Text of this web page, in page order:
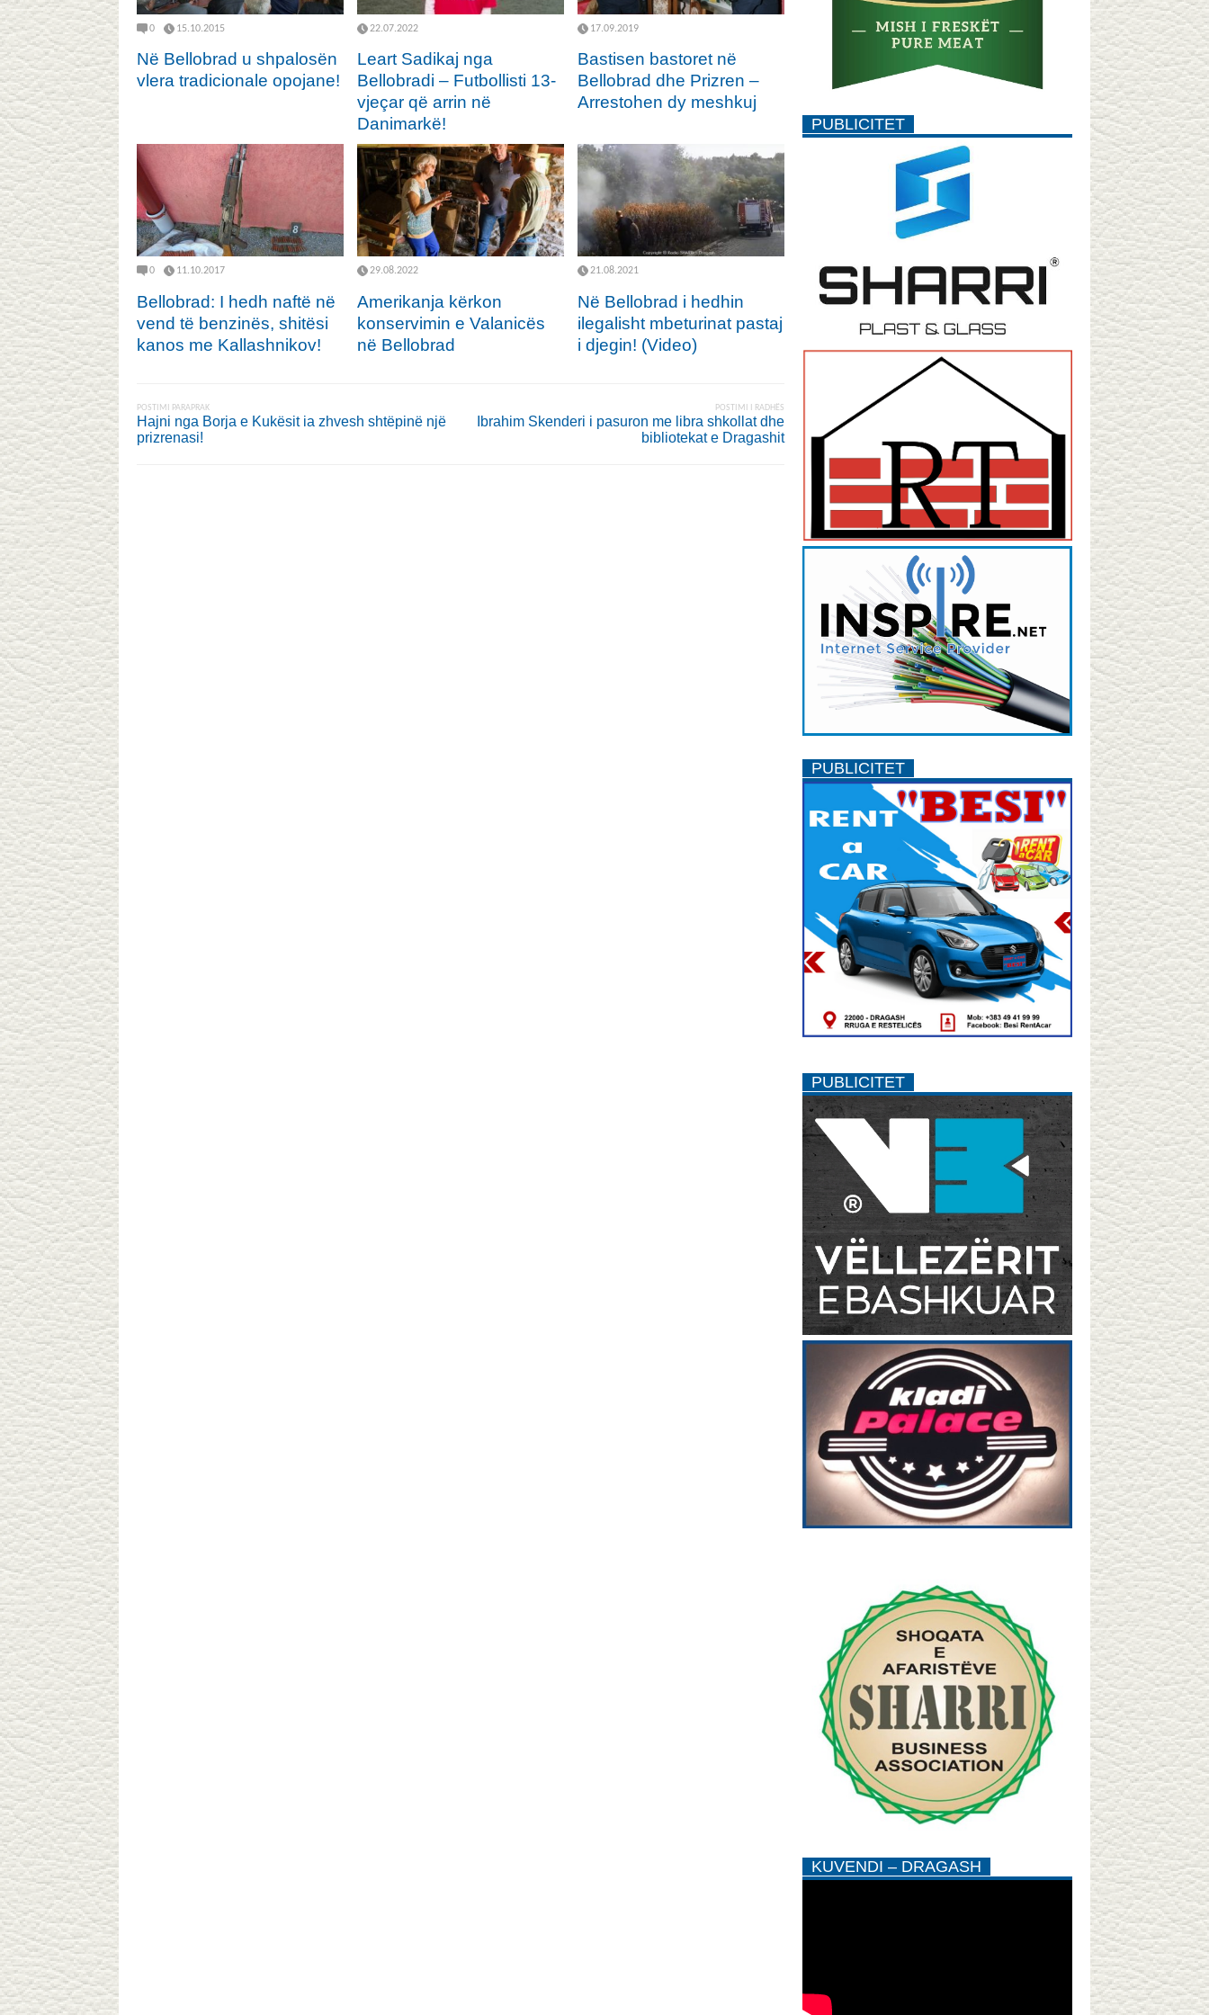
0 15.10.2015
Në Bellobrad u shpalosën
vlera tradicionale opojane!
22.07.2022
Leart Sadikaj nga
Bellobradi – Futbollisti 13-
vjeçar që arrin në
Danimarkë!
17.09.2019
Bastisen bastoret në
Bellobrad dhe Prizren –
Arrestohen dy meshkuj
0 11.10.2017
Bellobrad: I hedh naftë në
vend të benzinës, shitësi
kanos me Kallashnikov!
29.08.2022
Amerikanja kërkon
konservimin e Valanicës
në Bellobrad
21.08.2021
Në Bellobrad i hedhin
ilegalisht mbeturinat pastaj
i djegin! (Video)
POSTIMI PARAPRAK
Hajni nga Borja e Kukësit ia zhvesh shtëpinë një
prizrenasi!
POSTIMI I RADHËS
Ibrahim Skenderi i pasuron me libra shkollat dhe
bibliotekat e Dragashit
PUBLICITET
PUBLICITET
PUBLICITET
KUVENDI – DRAGASH